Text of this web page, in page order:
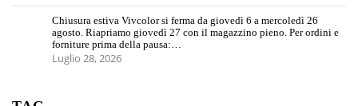
Chiusura estiva Vivcolor si ferma da giovedì 6 a mercoledì 26
agosto. Riapriamo giovedì 27 con il magazzino pieno. Per ordini e
forniture prima della pausa:…
Luglio 28, 2026